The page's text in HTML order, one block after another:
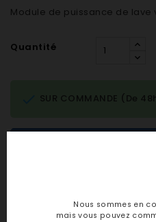
Module de puissance de lave
Quantité
SUR COMMANDE (De
Notes et avis
Nous sommes en
mais vous pouvez